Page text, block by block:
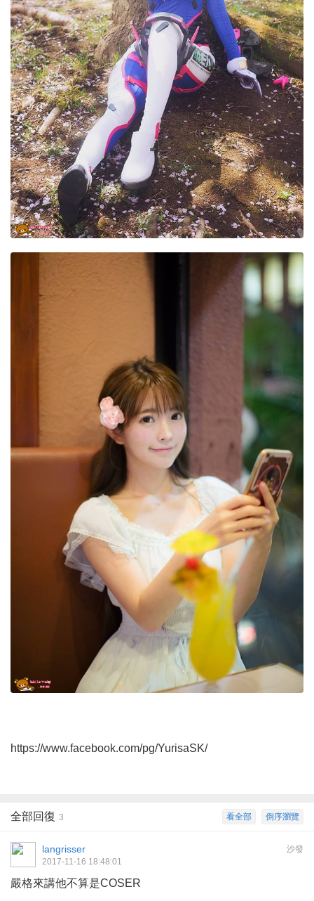
https://www.facebook.com/pg/YurisaSK/
倒序瀏覽
看全部
全部回復 3
沙發
langrisser
2017-11-16 18:48:01
嚴格來講他不算是COSER